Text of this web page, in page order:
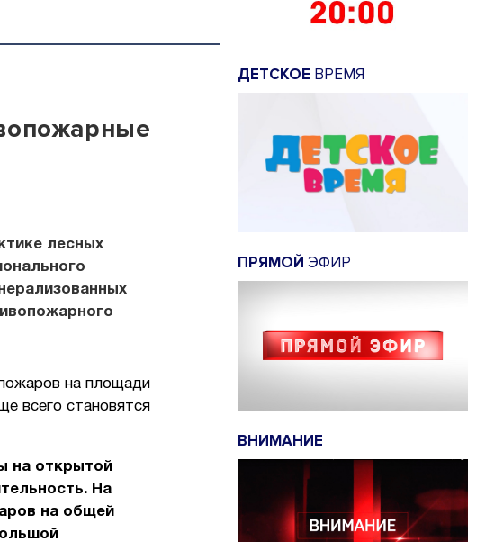
лесных
на площади
всего становятся
на открытой
На
на общей
ДЕТСКОЕ ВРЕМЯ
ПРЯМОЙ ЭФИР
ВНИМАНИЕ